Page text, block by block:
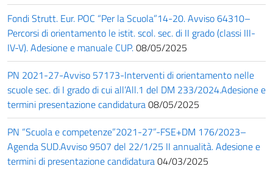
Fondi Strutt. Eur. POC “Per la Scuola”14-20. Avviso 64310–
Percorsi di orientamento le istit. scol. sec. di II grado (classi III-
IV-V). Adesione e manuale CUP.08/05/2025
PN 2021-27-Avviso 57173-Interventi di orientamento nelle
scuole sec. di I grado di cui all’All.1 del DM 233/2024.Adesione e
termini presentazione candidatura08/05/2025
PN “Scuola e competenze”2021-27”-FSE+DM 176/2023–
Agenda SUD.Avviso 9507 del 22/1/25 II annualità. Adesione e
termini di presentazione candidatura04/03/2025